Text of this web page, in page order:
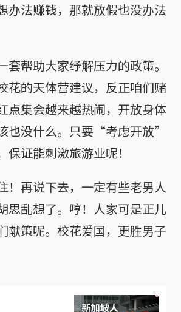
办法赚钱，那就放假也没办法
套帮助大家纾解压力的政策。
花的天体营建议，反正咱们赌
点集会越来越热闹，开放身体
也没什么。只要“考虑开放”
保证能刺激旅游业呢！
！再说下去，一定有些老男人
思乱想了。哼！人家可是正儿
献策呢。校花爱国，更胜男子